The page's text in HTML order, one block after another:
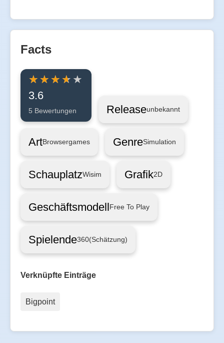
Facts
3.6
5 Bewertungen Releaseunbekannt
ArtBrowsergames GenreSimulation
SchauplatzWisim Grafik2D
GeschäftsmodellFree To Play
Spielende360(Schätzung)
Verknüpfte Einträge
Bigpoint